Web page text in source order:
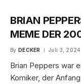
BRIAN
MEME DER
By DECKER Juli 3, 2024
Brian Peppers war
Komiker, der